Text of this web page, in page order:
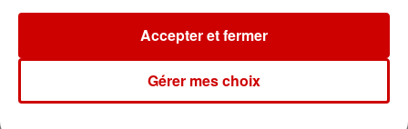
Gagnez vos entrées pour le
Musée du Sport Automobile au
Mans !
Gérer mes choix
Accepter et fermer